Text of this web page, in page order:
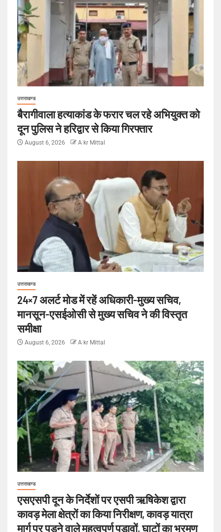
उत्तराखण्ड
बैरागीवाला हत्याकांड के फरार चल रहे अभियुक्त को
दून पुलिस ने हरिद्वार से किया गिरफ्तार
August 6, 2026 A kr Mittal
उत्तराखण्ड
24×7 अलर्ट मोड में रहें अधिकारी-मुख्य सचिव,
मानसून-एसईओसी से मुख्य सचिव ने की विस्तृत
समीक्षा
August 6, 2026 A kr Mittal
उत्तराखण्ड
एसएसपी दून के निर्देशों पर एसपी ऋषिकेश द्वारा
कावड़ मेला क्षेत्रों का किया निरीक्षण, कावड़ यात्रा
मार्ग पर पड़ने वाले महत्वपूर्ण पडावों, घाटों का भ्रमण